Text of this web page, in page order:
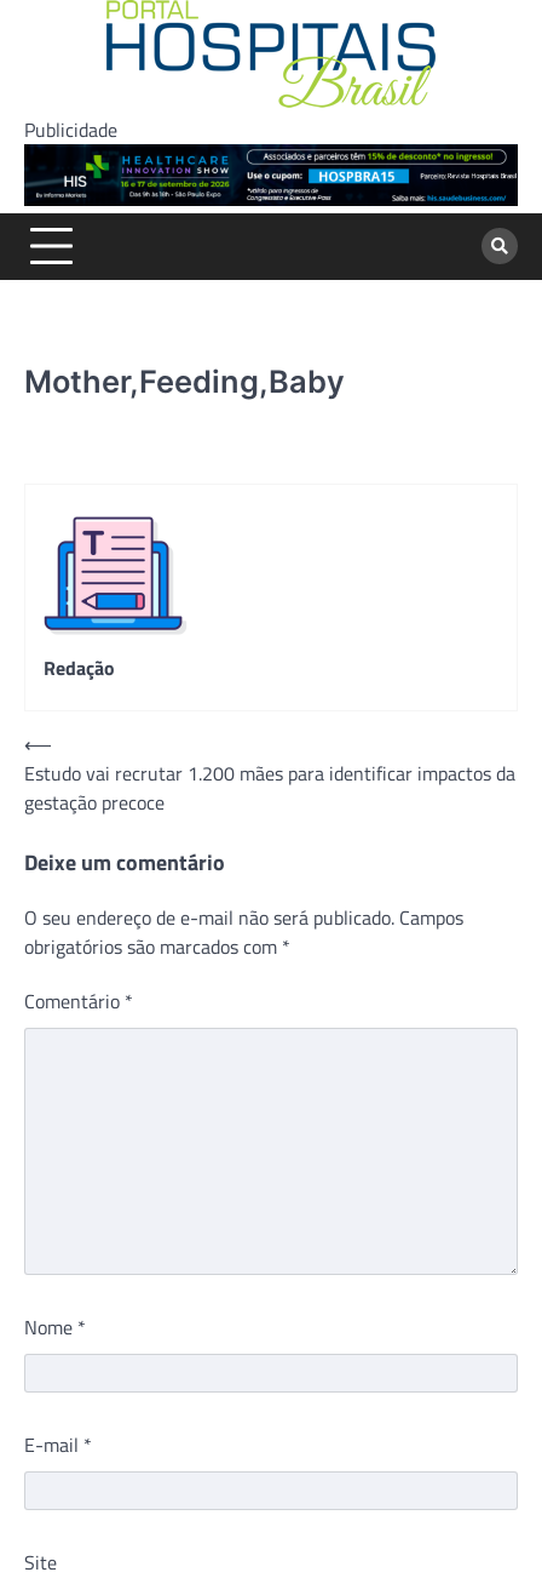
Publicidade
Mother,Feeding,Baby
Redação
Navegação
de
Post
⟵
Estudo vai recrutar 1.200 mães para identificar impactos da
gestação precoce
Deixe um comentário
O seu endereço de e-mail não será publicado. Campos
obrigatórios são marcados com *
Comentário *
Nome *
E-mail *
Site